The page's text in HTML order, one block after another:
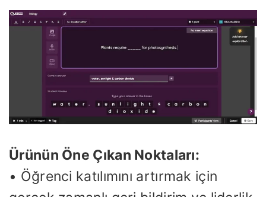
Ürünün Öne Çıkan Noktaları:
• Öğrenci katılımını artırmak için